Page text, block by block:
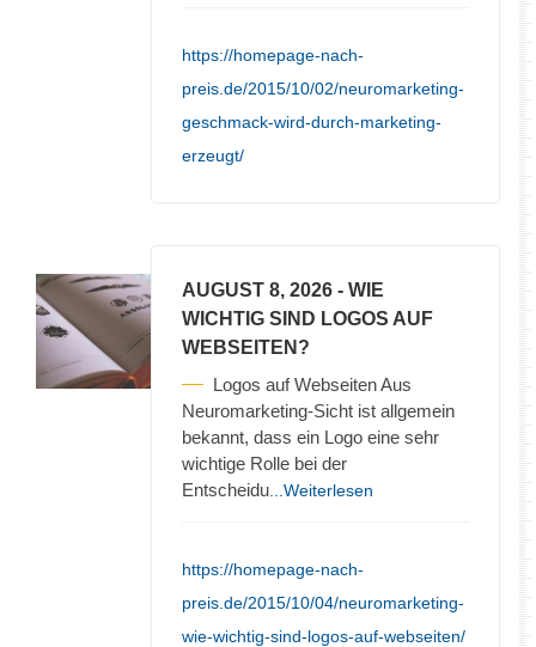
https://homepage-nach-
preis.de/2015/10/02/neuromarketing-
geschmack-wird-durch-marketing-
erzeugt/
AUGUST 8, 2026 - WIE
WICHTIG SIND LOGOS AUF
WEBSEITEN?
Logos auf Webseiten Aus
Neuromarketing-Sicht ist allgemein
bekannt, dass ein Logo eine sehr
wichtige Rolle bei der
Entscheidu ...Weiterlesen
https://homepage-nach-
preis.de/2015/10/04/neuromarketing-
wie-wichtig-sind-logos-auf-webseiten/